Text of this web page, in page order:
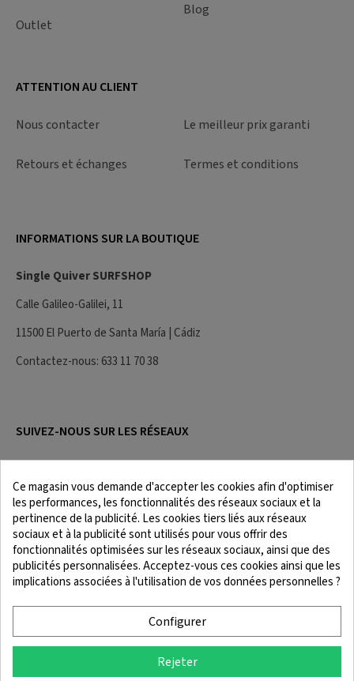
Outlet
Blog
ATTENTION AU CLIENT
Nous contacter
Retours et échanges
Le meilleur prix garanti
Termes et conditions
INFORMATIONS SUR LA BOUTIQUE
Single Quiver SURFSHOP
Calle Galileo-Galilei, 11
11500 El Puerto de Santa María | Cádiz
Contactez-nous: 633 11 70 38
SUIVEZ-NOUS SUR LES RÉSEAUX
Mentions légales
Conditions Générales
Ce magasin vous demande d'accepter les cookies afin d'optimiser
les performances, les fonctionnalités des réseaux sociaux et la
pertinence de la publicité. Les cookies tiers liés aux réseaux
sociaux et à la publicité sont utilisés pour vous offrir des
fonctionnalités optimisées sur les réseaux sociaux, ainsi que des
publicités personnalisées. Acceptez-vous ces cookies ainsi que les
implications associées à l'utilisation de vos données personnelles ?
Configurer
Rejeter